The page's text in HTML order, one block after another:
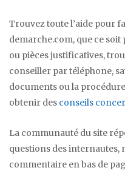
Trouvez toute l’aide pour
demarche.com, que ce
ou pièces justificatives,
conseiller par téléphone,
documents ou la
obtenir des conseils
La communauté du site
questions des internautes,
commentaire en bas de